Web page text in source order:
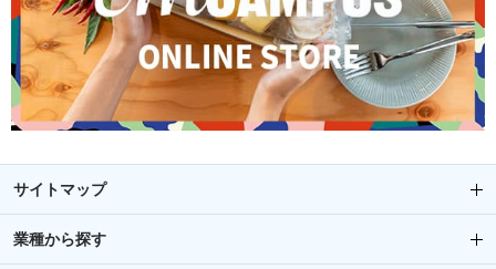
サイトマップ
業種から探す